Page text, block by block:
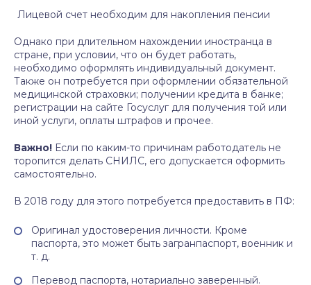
Лицевой счет необходим для накопления пенсии
Однако при длительном нахождении иностранца в
стране, при условии, что он будет работать,
необходимо оформлять индивидуальный документ.
Также он потребуется при оформлении обязательной
медицинской страховки; получении кредита в банке;
регистрации на сайте Госуслуг для получения той или
иной услуги, оплаты штрафов и прочее.
Важно! Если по каким-то причинам работодатель не
торопится делать СНИЛС, его допускается оформить
самостоятельно.
В 2018 году для этого потребуется предоставить в ПФ:
Оригинал удостоверения личности. Кроме
паспорта, это может быть загранпаспорт, военник и
т. д.
Перевод паспорта, нотариально заверенный.